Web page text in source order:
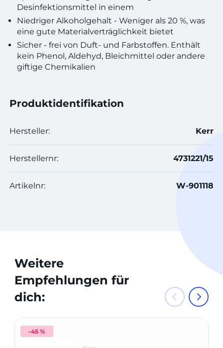
Desinfektionsmittel in einem
Niedriger Alkoholgehalt - Weniger als 20 %, was
eine gute Materialverträglichkeit bietet
Sicher - frei von Duft- und Farbstoffen. Enthält
kein Phenol, Aldehyd, Bleichmittel oder andere
giftige Chemikalien
Produktidentifikation
Hersteller: Kerr
Herstellernr: 4731221/15
Artikelnr: W-901118
Weitere
Empfehlungen für
dich:
-45 %